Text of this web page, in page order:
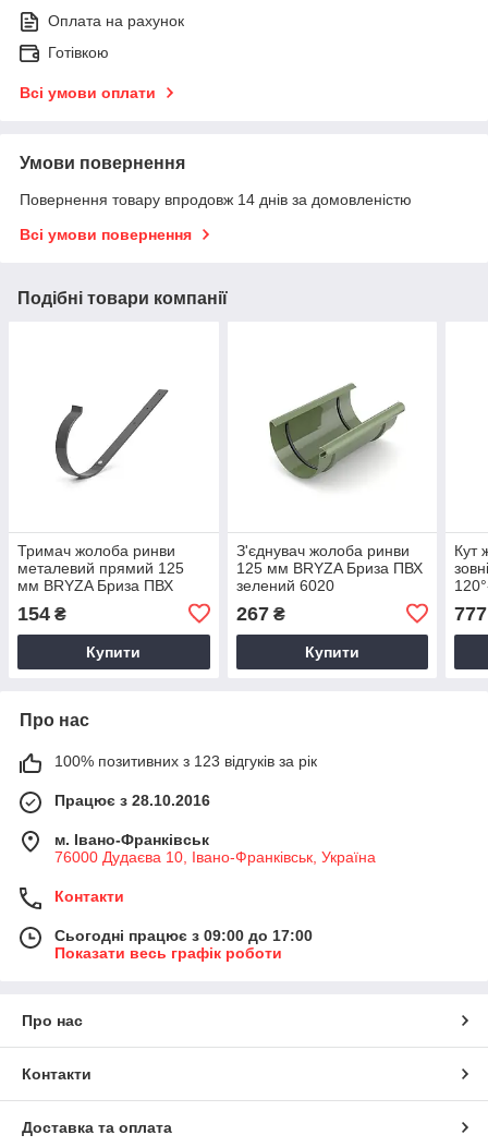
Оплата на рахунок
Готівкою
Всі умови оплати
Умови повернення
Повернення товару впродовж 14 днів за домовленістю
Всі умови повернення
Подібні товари компанії
Тримач жолоба ринви
металевий прямий 125
мм BRYZA Бриза ПВХ
154 ₴
Купити
З'єднувач жолоба ринви
125 мм BRYZA Бриза ПВХ
зелений 6020
267₴
Купити
Кут
777
Про нас
100% позитивних з 123 відгуків за рік
Працює з 28.10.2016
м. Івано-Франківськ
76000 Дудаєва 10, Івано-Франківськ, Україна
Контакти
Сьогодні працює з 09:00 до 17:00
Показати весь графік роботи
Про нас
Контакти
Доставка та оплата